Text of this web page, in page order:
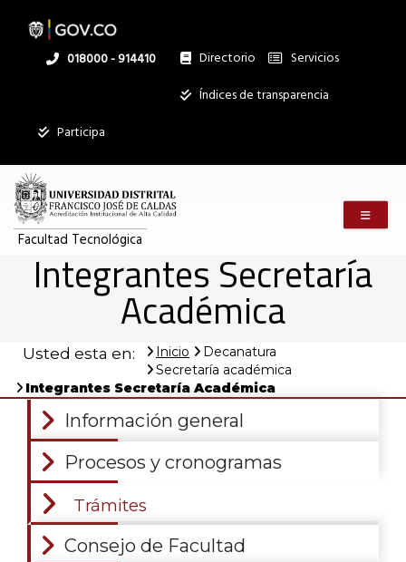
contenido
Linea
018000 - 914410 Directorio
Institucional
Servicios
Índices de transparencia
Participa
Facultad Tecnológica
Integrantes Secretaría
Académica
Usted esta en: Inicio
Decanatura
Secretaría académica
Integrantes Secretaría Académica
Información general
Procesos y cronogramas
Trámites
Consejo de Facultad